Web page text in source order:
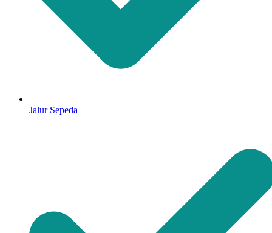
Jalur Sepeda